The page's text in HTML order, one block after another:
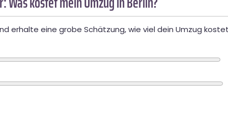
erhalte eine grobe Schätzung, wie viel dein Umzug